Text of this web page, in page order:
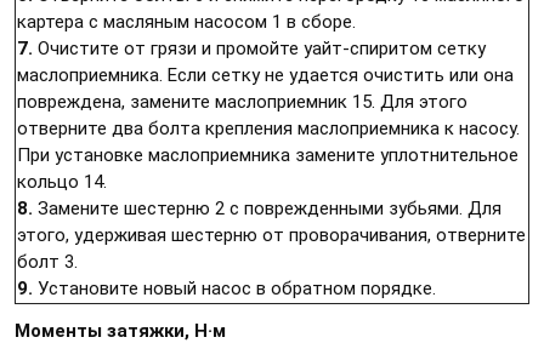
картера с масляным насосом 1 в сборе.
7. Очистите от грязи и промойте уайт-спиритом сетку
маслоприемника. Если сетку не удается очистить или она
повреждена, замените маслоприемник 15. Для этого
отверните два болта крепления маслоприемника к насосу.
При установке маслоприемника замените уплотнительное
кольцо 14.
8. Замените шестерню 2 с поврежденными зубьями. Для
этого, удерживая шестерню от проворачивания, отверните
болт 3.
9. Установите новый насос в обратном порядке.
Моменты затяжки, Н·м